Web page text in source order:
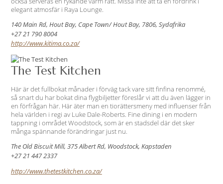
elegant atmosfär i Raya Lounge.
140 Main Rd, Hout Bay, Cape Town/ Hout Bay, 7806, Sydafrika
+27 21 790 8004
http://www.kitima.co.za/
The Test Kitchen
Här är det fullbokat månader i förväg tack vare sitt finfina renommé,
så snart du har bokat dina flygbiljetter föreslår vi att du även lägger in
en förfrågan här. Här äter man en tiorättersmeny med influenser från
hela världen i regi av Luke Dale-Roberts. Fine dining i en modern
tappning i området Woodstock, som är en stadsdel där det sker
många spännande förändringar just nu.
The Old Biscuit Mill, 375 Albert Rd, Woodstock, Kapstaden
+27 21 447 2337
http://www.thetestkitchen.co.za/